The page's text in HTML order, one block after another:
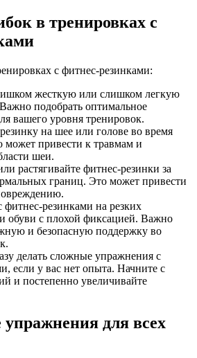
в тренировках с
с фитнес-резинками:
жесткую или слишком легкую
подобрать оптимальное
вашего уровня тренировок.
на шее или голове во время
привести к травмам и
шеи.
растягивайте фитнес-резинки за
границ. Это может привести
фитнес-резинками на резких
обуви с плохой фиксацией. Важно
и безопасную поддержку во
делать сложные упражнения с
если у вас нет опыта. Начните с
и постепенно увеличивайте
для всех